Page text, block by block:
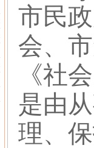
市民
会、
《社
是由
理、